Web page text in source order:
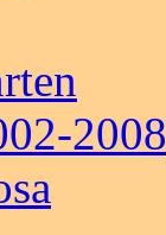
2008